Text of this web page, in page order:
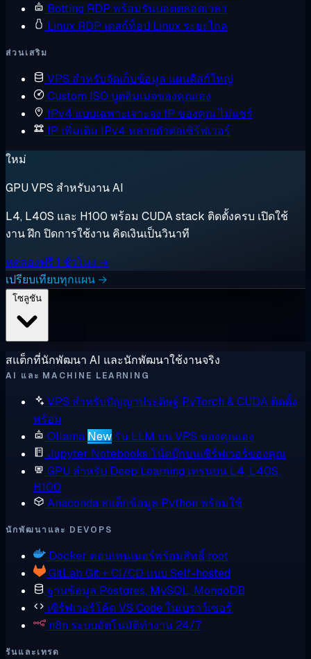
Botting RDP พร้อมรันบอตตลอดเวลา
Linux RDP เดสก์ท็อป Linux ระยะไกล
ส่วนเสริม
VPS สำหรับจัดเก็บข้อมูล แผนดิสก์ใหญ่
Custom ISO บูตอิมเมจของคุณเอง
IPv4 แบบเฉพาะเจาะจง IP ของคุณ ไม่แชร์
IP เพิ่มเติม IPv4 หลายตัวต่อเซิร์ฟเวอร์
ใหม่
GPU VPS สำหรับงาน AI
L4, L40S และ H100 พร้อม CUDA stack ติดตั้งครบ เปิดใช้
งาน ฝึก ปิดการใช้งาน คิดเงินเป็นวินาที
ทดลองฟรี 1 ชั่วโมง →
เปรียบเทียบทุกแผน →
สแต็กที่นักพัฒนา AI และนักพัฒนาใช้งานจริง
AI และ MACHINE LEARNING
VPS สำหรับปัญญาประดิษฐ์ PyTorch & CUDA ติดตั้ง
พร้อม
Ollama New รัน LLM บน VPS ของคุณเอง
Jupyter Notebooks โน้ตบุ๊กบนเซิร์ฟเวอร์ของคุณ
GPU สำหรับ Deep Learning เทรนบน L4, L40S,
H100
Anaconda สแต็กข้อมูล Python พร้อมใช้
นักพัฒนาและ DEVOPS
Docker คอนเทนเนอร์พร้อมสิทธิ์ root
GitLab Git + CI/CD แบบ Self-hosted
ฐานข้อมูล Postgres, MySQL, MongoDB
เซิร์ฟเวอร์โค้ดVS Code ในเบราว์เซอร์
n8n ระบบอัตโนมัติทำงาน 24/7
รันและเทรด